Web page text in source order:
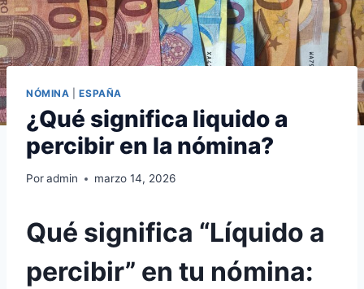
NÓMINA |ESPAÑA
¿Qué significa liquido a
percibir en la nómina?
Poradmin marzo 14, 2026
Qué significa “Líquido a
percibir” en tu nómina: